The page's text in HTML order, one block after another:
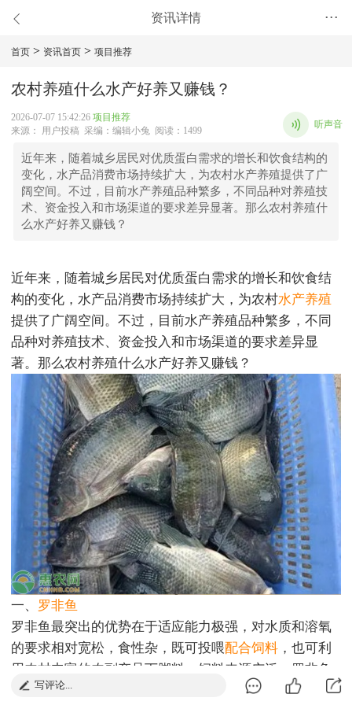
资讯详情 •••
首页 > 资讯首页 > 项目推荐
农村养殖什么水产好养又赚钱？
2026-07-07 15:42:26 项目推荐
来源： 用户投稿 采编：编辑小兔 阅读：1499
听声音
近年来，随着城乡居民对优质蛋白需求的增长和饮食结构的
变化，水产品消费市场持续扩大，为农村水产养殖提供了广
阔空间。不过，目前水产养殖品种繁多，不同品种对养殖技
术、资金投入和市场渠道的要求差异显著。那么农村养殖什
么水产好养又赚钱？
近年来，随着城乡居民对优质蛋白需求的增长和饮食结
构的变化，水产品消费市场持续扩大，为农村水产养殖
提供了广阔空间。不过，目前水产养殖品种繁多，不同
品种对养殖技术、资金投入和市场渠道的要求差异显
著。那么农村养殖什么水产好养又赚钱？
一、 罗非鱼
罗非鱼最突出的优势在于适应能力极强，对水质和溶氧
的要求相对宽松，食性杂，既可投喂配合饲料 ，也可利
用农村丰富的农副产品下脚料，饲料来源广泛。罗非鱼
生长速度快，一般养殖4至6个月即可达到上市规格，资
写评论...